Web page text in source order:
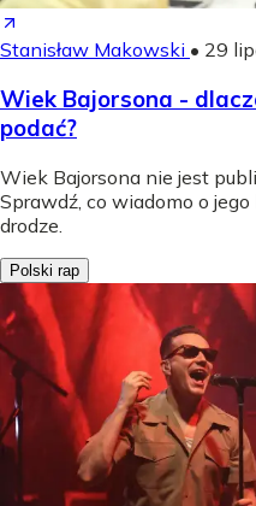
Stanisław Makowski • 29
Wiek Bajorsona -
podać?
Wiek Bajorsona nie jest
Sprawdź, co wiadomo o
drodze.
Polski rap